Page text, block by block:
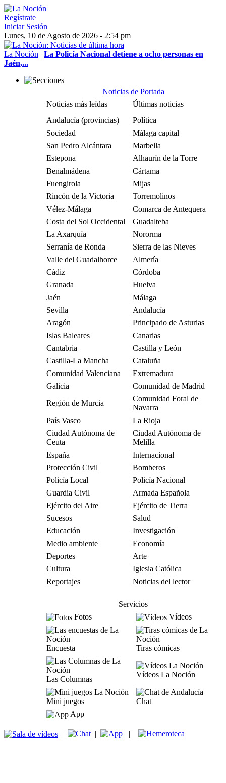
Regístrate
Iniciar Sesión
Lunes, 10 de Agosto de 2026 - 2:54 pm
La Noción | La Policía Nacional detiene a ocho personas en
Jaén,...
Noticias de Portada
Noticias más leídas
Últimas noticias
Andalucía (provincias)
Política
Sociedad
Málaga capital
San Pedro Alcántara
Marbella
Estepona
Alhaurín de la Torre
Benalmádena
Cártama
Fuengirola
Mijas
Rincón de la Victoria
Torremolinos
Vélez-Málaga
Comarca de Antequera
Costa del Sol Occidental
Guadalteba
La Axarquía
Nororma
Serranía de Ronda
Sierra de las Nieves
Valle del Guadalhorce
Almería
Cádiz
Córdoba
Granada
Huelva
Jaén
Málaga
Sevilla
Andalucía
Aragón
Principado de Asturias
Islas Baleares
Canarias
Cantabria
Castilla y León
Castilla-La Mancha
Cataluña
Comunidad Valenciana
Extremadura
Galicia
Comunidad de Madrid
Región de Murcia
Comunidad Foral de
Navarra
País Vasco
La Rioja
Ciudad Autónoma de
Ceuta
Ciudad Autónoma de
Melilla
España
Internacional
Protección Civil
Bomberos
Policía Local
Policía Nacional
Guardia Civil
Armada Española
Ejército del Aire
Ejército de Tierra
Sucesos
Salud
Educación
Investigación
Medio ambiente
Economía
Deportes
Arte
Cultura
Iglesia Católica
Reportajes
Noticias del lector
Servicios
Fotos
Vídeos
Encuesta Tiras cómicas
Las Columnas
Vídeos La Noción
Mini juegos
Chat
App
| | |